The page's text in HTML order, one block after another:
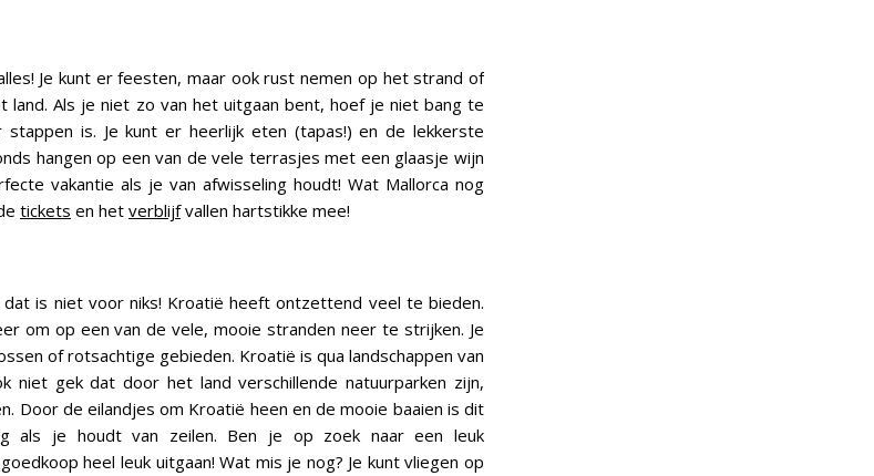
Je kunt er feesten, maar ook rust nemen op het strand of
land. Als je niet zo van het uitgaan bent, hoef je niet bang te
stappen is. Je kunt er heerlijk eten (tapas!) en de lekkerste
hangen op een van de vele terrasjes met een glaasje wijn
vakantie als je van afwisseling houdt! Wat Mallorca nog
tickets en het verblijfvallen hartstikke mee!
dat is niet voor niks! Kroatië heeft ontzettend veel te bieden.
om op een van de vele, mooie stranden neer te strijken. Je
of rotsachtige gebieden. Kroatië is qua landschappen van
niet gek dat door het land verschillende natuurparken zijn,
Door de eilandjes om Kroatië heen en de mooie baaien is dit
als je houdt van zeilen. Ben je op zoek naar een leuk
heel leuk uitgaan! Wat mis je nog? Je kunt vliegen op